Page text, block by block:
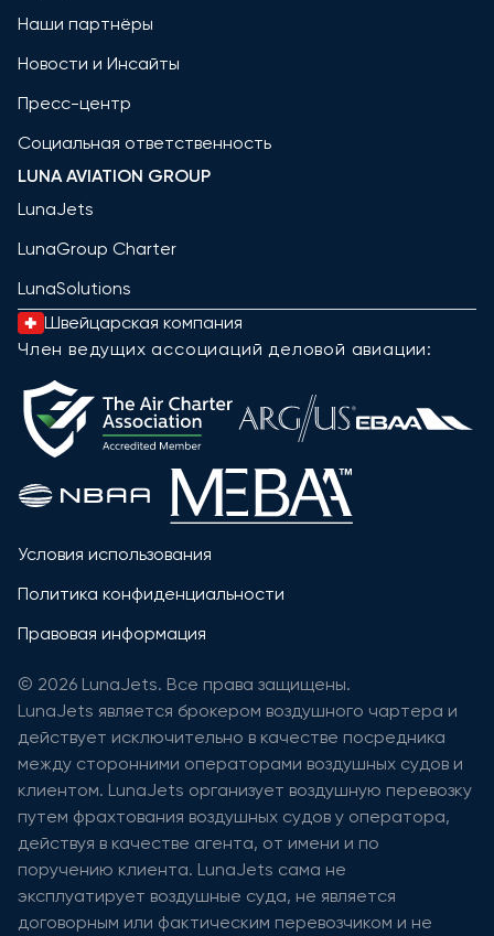
Наши партнёры
Новости и Инсайты
Пресс-центр
Социальная ответственность
LUNA AVIATION GROUP
LunaJets
LunaGroup Charter
LunaSolutions
Швейцарская компания
Член ведущих ассоциаций деловой авиации:
Условия использования
Политика конфиденциальности
Правовая информация
© 2026 LunaJets. Все права защищены.
LunaJets является брокером воздушного чартера и
действует исключительно в качестве посредника
между сторонними операторами воздушных судов и
клиентом. LunaJets организует воздушную перевозку
путем фрахтования воздушных судов у оператора,
действуя в качестве агента, от имени и по
поручению клиента. LunaJets сама не
эксплуатирует воздушные суда, не является
договорным или фактическим перевозчиком и не